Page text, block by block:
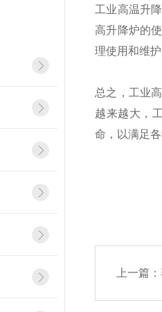
工业高温升
高升降炉的
理使用和维
总之，工业
越来越大，
命，以满足
上一篇：